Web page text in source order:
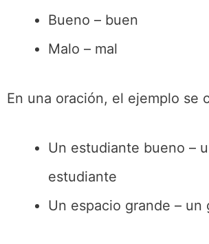
Bueno – buen
Malo – mal
En una oración, el ejemplo se
Un estudiante bueno –
estudiante
Un espacio grande – un